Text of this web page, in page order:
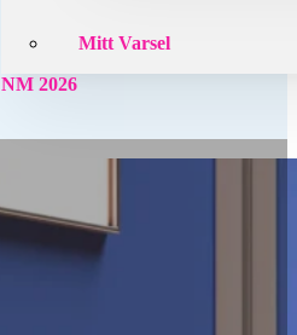
Mitt Varsel
NM 2026